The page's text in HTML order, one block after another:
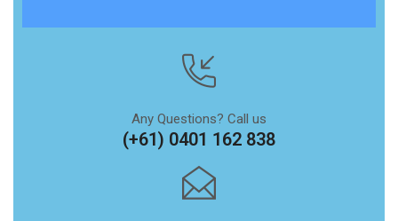
Any Questions? Call us
(+61) 0401 162 838